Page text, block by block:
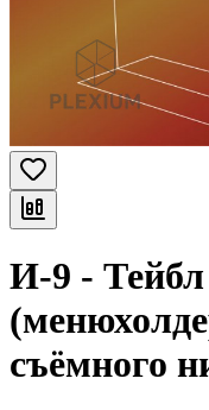
И-9 - Тейбл
съёмного